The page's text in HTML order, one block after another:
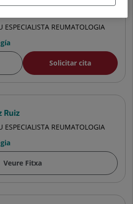
ESPECIALISTA REUMATOLOGIA
Solicitar cita
Ruiz
ESPECIALISTA REUMATOLOGIA
Veure Fitxa